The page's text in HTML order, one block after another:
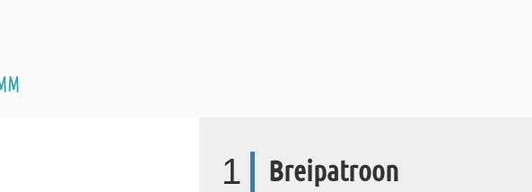
1 Breipatroon